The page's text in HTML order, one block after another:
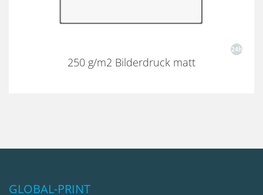
250 g/m2 Bilderdruck matt
GLOBAL-PRINT